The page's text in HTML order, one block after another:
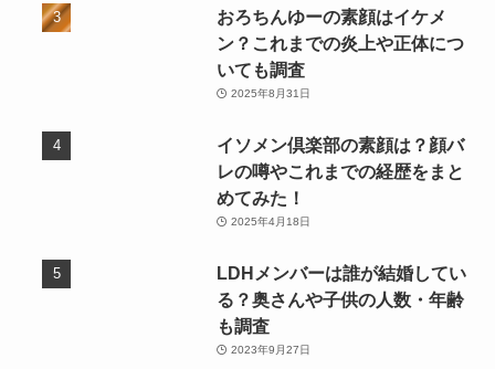
おろちんゆーの素顔はイケメ
ン？これまでの炎上や正体につ
いても調査
2025年8月31日
イソメン倶楽部の素顔は？顔バ
レの噂やこれまでの経歴をまと
めてみた！
2025年4月18日
LDHメンバーは誰が結婚してい
る？奥さんや子供の人数・年齢
も調査
2023年9月27日